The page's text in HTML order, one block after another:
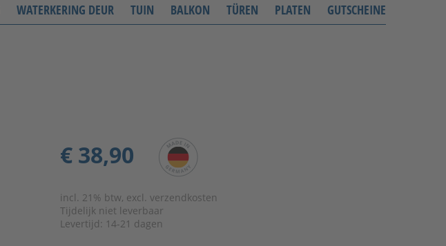
WATERKERING DEUR TUIN BALKON TÜREN PLATEN GUTSCHEINE
€ 38,90
incl. 21% btw, excl. verzendkosten
Tijdelijk niet leverbaar
Levertijd: 14-21 dagen